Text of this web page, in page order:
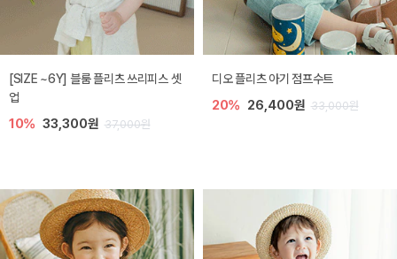
[SIZE ~6Y] 블룸 플리츠 쓰리피스 셋
업
10% 33,300원 37,000원
디오 플리츠 아기 점프수트
20% 26,400원 33,000원